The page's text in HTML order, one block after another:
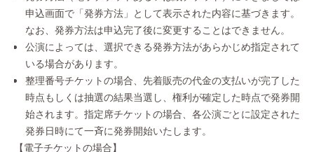
申込画面で「発券方法」として表示された内容に基づきます。
なお、発券方法は申込完了後に変更することはできません。
公演によっては、選択できる発券方法があらかじめ指定されて
いる場合があります。
整理番号チケットの場合、先着販売の代金の支払いが完了した
時点もしくは抽選の結果当選し、権利が確定した時点で発券開
始されます。指定席チケットの場合、各公演ごとに設定された
発券日時にて一斉に発券開始いたします。
【電子チケットの場合】